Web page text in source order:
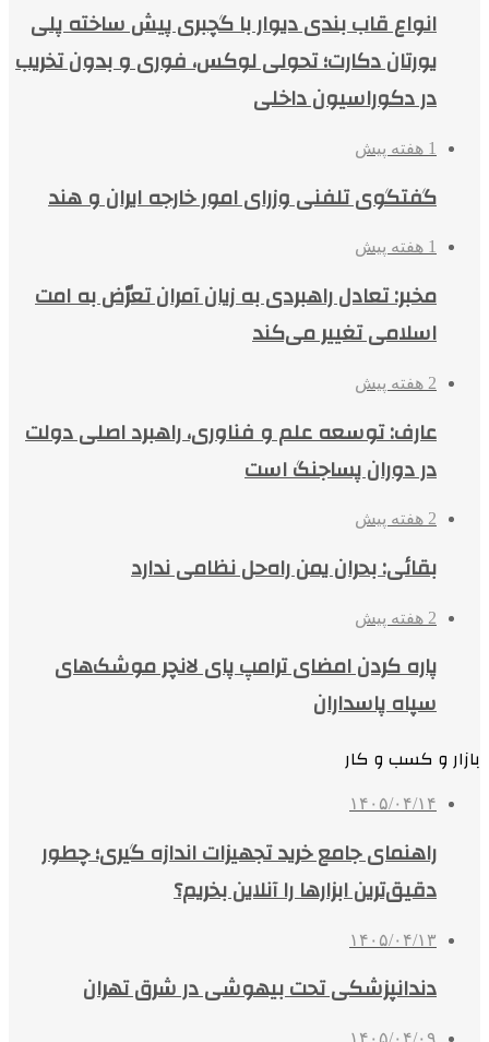
انواع قاب بندی دیوار با گچبری پیش ساخته پلی
یورتان دکارت؛ تحولی لوکس، فوری و بدون تخریب
در دکوراسیون داخلی
1 هفته پیش
گفتگوی تلفنی وزرای امور خارجه ایران و هند
1 هفته پیش
مخبر: تعادل راهبردی به زیان آمران تعرّض به امت
اسلامی تغییر می‌کند
2 هفته پیش
عارف: توسعه علم و فناوری، راهبرد اصلی دولت
در دوران پساجنگ است
2 هفته پیش
بقائی: بحران یمن راه‌حل نظامی ندارد
2 هفته پیش
پاره کردن امضای ترامپ پای لانچر موشک‌های
سپاه پاسداران
بازار و کسب و کار
۱۴۰۵/۰۴/۱۴
راهنمای جامع خرید تجهیزات اندازه گیری؛ چطور
دقیق‌ترین ابزارها را آنلاین بخریم؟
۱۴۰۵/۰۴/۱۳
دندانپزشکی تحت بیهوشی در شرق تهران
۱۴۰۵/۰۴/۰۹